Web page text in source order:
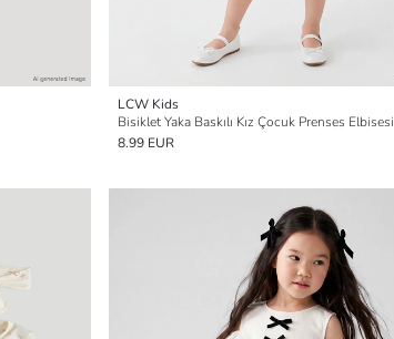
LCW Kids
Bisiklet Yaka Baskılı Kız Çocuk Prenses Elbisesi
8.99 EUR